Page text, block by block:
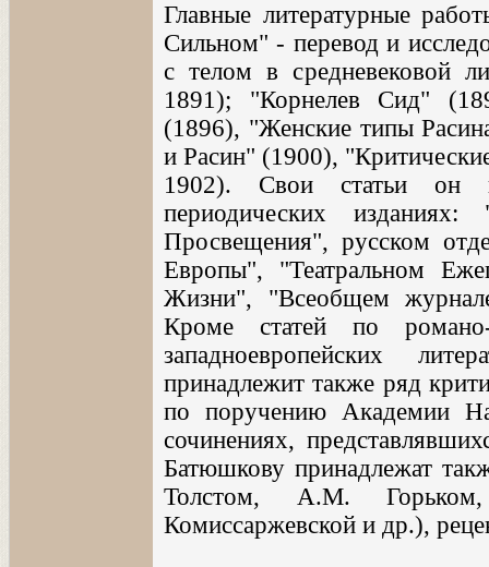
Главные литературные
Сильном" - перевод и
с телом в средневековой
1891); "Корнелев Сид"
(1896), "Женские типы
и Расин" (1900),
1902). Свои статьи он
периодических
Просвещения", русском
Европы", "Театральном
Жизни", "Всеобщем
Кроме статей по
западноевропейских
принадлежит также ряд
по поручению Академии
сочинениях,
Батюшкову принадлежат
Толстом, А.М.
Комиссаржевской и др.),